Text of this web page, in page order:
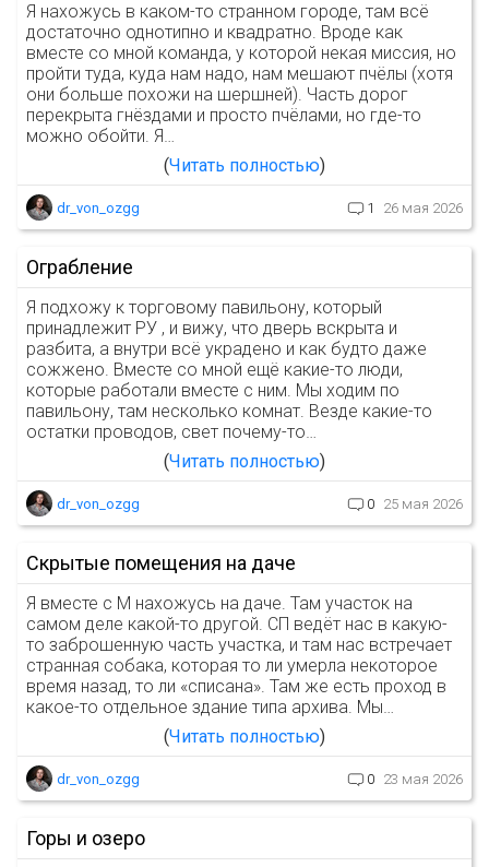
Я нахожусь в каком-то странном городе, там всё
достаточно однотипно и квадратно. Вроде как
вместе со мной команда, у которой некая миссия, но
пройти туда, куда нам надо, нам мешают пчёлы (хотя
они больше похожи на шершней). Часть дорог
перекрыта гнёздами и просто пчёлами, но где-то
можно обойти. Я…
Читать полностью
dr_von_ozgg 1 26 мая 2026
Ограбление
Я подхожу к торговому павильону, который
принадлежит РУ , и вижу, что дверь вскрыта и
разбита, а внутри всё украдено и как будто даже
сожжено. Вместе со мной ещё какие-то люди,
которые работали вместе с ним. Мы ходим по
павильону, там несколько комнат. Везде какие-то
остатки проводов, свет почему-то…
Читать полностью
dr_von_ozgg 0 25 мая 2026
Скрытые помещения на даче
Я вместе с М нахожусь на даче. Там участок на
самом деле какой-то другой. СП ведёт нас в какую-
то заброшенную часть участка, и там нас встречает
странная собака, которая то ли умерла некоторое
время назад, то ли «списана». Там же есть проход в
какое-то отдельное здание типа архива. Мы…
Читать полностью
dr_von_ozgg 0 23 мая 2026
Горы и озеро